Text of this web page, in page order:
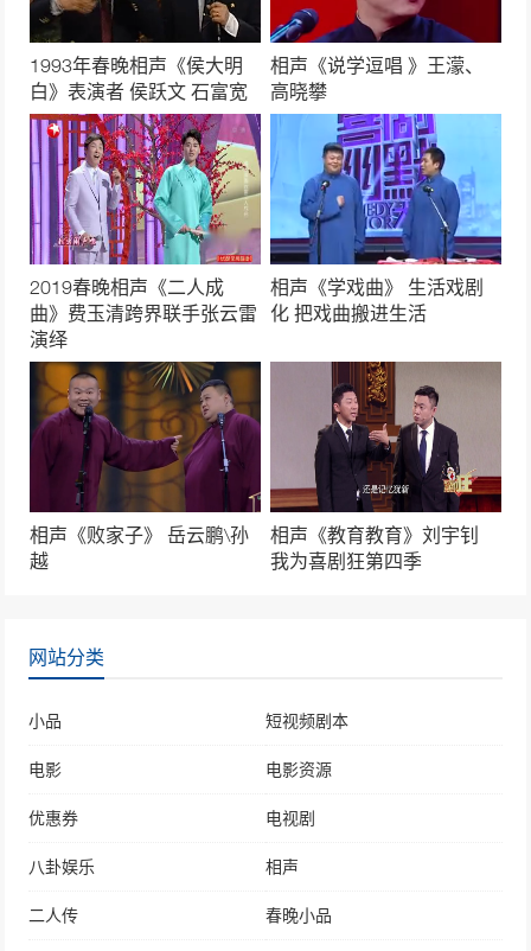
相声《小眼看世界》岳云鹏 孙越经典相声 没几
个人看过
32363次播放
相声《今夜我们说相声》 岳云鹏\孙越
32038次播放
相声《非一般的爱情》岳云鹏\孙越
30058次播放
29828次播放
相声《笑傲江湖》郭德纲、于谦
29415次播放
相声《我是歌手》岳云鹏 孙越德云社最新相声
27189次播放
1993年春晚相声《侯大明
白》表演者 侯跃文 石富宽
相声《说学逗唱 》王濛、
高晓攀
2019春晚相声《二人成
曲》费玉清跨界联手张云雷
演绎
相声《学戏曲》 生活戏剧
化 把戏曲搬进生活
相声《败家子》 岳云鹏\孙
越
相声《教育教育》刘宇钊
我为喜剧狂第四季
网站分类
小品 短视频剧本
电影 电影资源
优惠券 电视剧
八卦娱乐 相声
二人传 春晚小品